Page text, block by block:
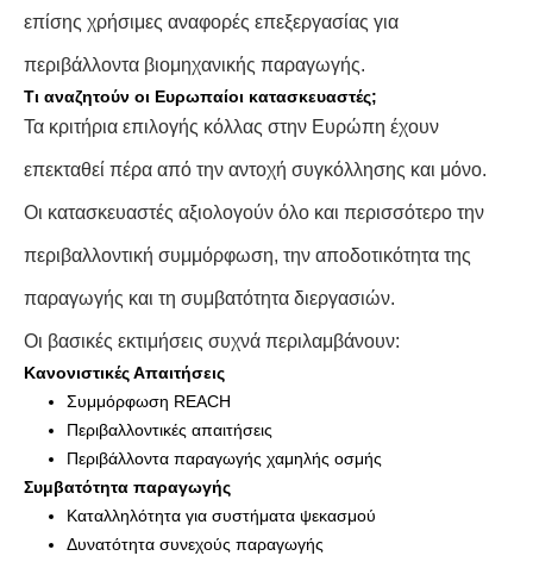
επίσης χρήσιμες αναφορές επεξεργασίας για
περιβάλλοντα βιομηχανικής παραγωγής.
Τι αναζητούν οι Ευρωπαίοι κατασκευαστές;
Τα κριτήρια επιλογής κόλλας στην Ευρώπη έχουν
επεκταθεί πέρα ​​από την αντοχή συγκόλλησης και μόνο.
Οι κατασκευαστές αξιολογούν όλο και περισσότερο την
περιβαλλοντική συμμόρφωση, την αποδοτικότητα της
παραγωγής και τη συμβατότητα διεργασιών.
Οι βασικές εκτιμήσεις συχνά περιλαμβάνουν:
Κανονιστικές Απαιτήσεις
Συμμόρφωση REACH
Περιβαλλοντικές απαιτήσεις
Περιβάλλοντα παραγωγής χαμηλής οσμής
Συμβατότητα παραγωγής
Καταλληλότητα για συστήματα ψεκασμού
Δυνατότητα συνεχούς παραγωγής